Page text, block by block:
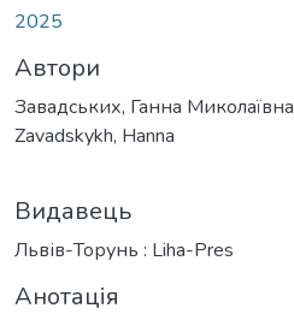
2025
Автори
Завадських, Ганна Миколаївна
Zavadskykh, Hanna
Видавець
Львів-Торунь : Liha-Pres
Анотація